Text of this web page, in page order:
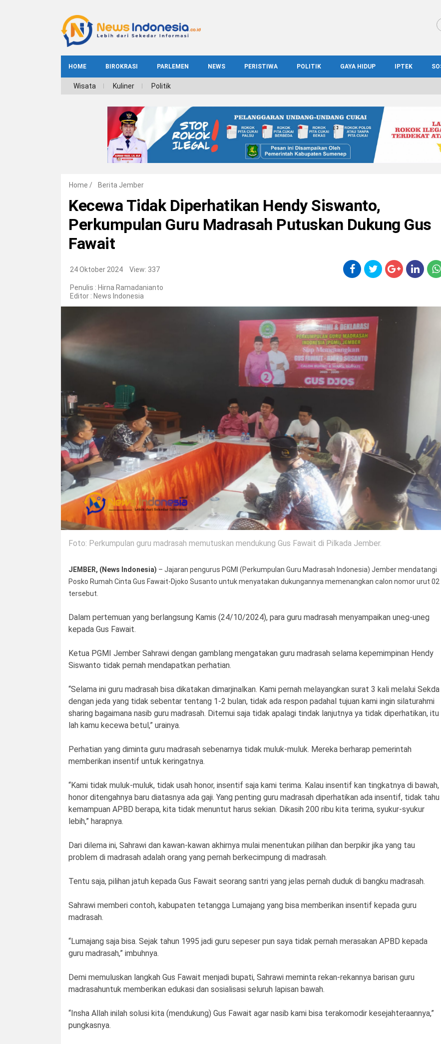
HOME BIROKRASI PARLEMEN NEWS PERISTIWA POLITIK GAYA HIDUP IPTEK
INDEKS BIROKRASI
Wisata Kuliner Politik
Home / Berita Jember
Kecewa Tidak Diperhatikan Hendy Siswanto,
Perkumpulan Guru Madrasah Putuskan Dukung Gus
Fawait
24 Oktober 2024 View: 337
Penulis : Hirna Ramadanianto
Editor : News Indonesia
Foto: Perkumpulan guru madrasah memutuskan mendukung Gus Fawait di Pilkada Jember.
JEMBER, (News Indonesia) – Jajaran pengurus PGMI (Perkumpulan Guru Madrasah Indonesia) Jember mendatangi
Posko Rumah Cinta Gus Fawait-Djoko Susanto untuk menyatakan dukungannya memenangkan calon nomor urut 02
tersebut.
Dalam pertemuan yang berlangsung Kamis (24/10/2024), para guru madrasah menyampaikan uneg-uneg
kepada Gus Fawait.
Ketua PGMI Jember Sahrawi dengan gamblang mengatakan guru madrasah selama kepemimpinan Hendy
Siswanto tidak pernah mendapatkan perhatian.
“Selama ini guru madrasah bisa dikatakan dimarjinalkan. Kami pernah melayangkan surat 3 kali melalui Sekda
dengan jeda yang tidak sebentar tentang 1-2 bulan, tidak ada respon padahal tujuan kami ingin silaturahmi
sharing bagaimana nasib guru madrasah. Ditemui saja tidak apalagi tindak lanjutnya ya tidak diperhatikan, itu
lah kamu kecewa betul,” urainya.
Perhatian yang diminta guru madrasah sebenarnya tidak muluk-muluk. Mereka berharap pemerintah
memberikan insentif untuk keringatnya.
“Kami tidak muluk-muluk, tidak usah honor, insentif saja kami terima. Kalau insentif kan tingkatnya di bawah,
honor ditengahnya baru diatasnya ada gaji. Yang penting guru madrasah diperhatikan ada insentif, tidak tahu
kemampuan APBD berapa, kita tidak menuntut harus sekian. Dikasih 200 ribu kita terima, syukur-syukur
lebih,” harapnya.
Dari dilema ini, Sahrawi dan kawan-kawan akhirnya mulai menentukan pilihan dan berpikir jika yang tau
problem di madrasah adalah orang yang pernah berkecimpung di madrasah.
Tentu saja, pilihan jatuh kepada Gus Fawait seorang santri yang jelas pernah duduk di bangku madrasah.
Sahrawi memberi contoh, kabupaten tetangga Lumajang yang bisa memberikan insentif kepada guru
madrasah.
“Lumajang saja bisa. Sejak tahun 1995 jadi guru sepeser pun saya tidak pernah merasakan APBD kepada
guru madrasah,” imbuhnya.
Demi memuluskan langkah Gus Fawait menjadi bupati, Sahrawi meminta rekan-rekannya barisan guru
madrasahuntuk memberikan edukasi dan sosialisasi seluruh lapisan bawah.
“Insha Allah inilah solusi kita (mendukung) Gus Fawait agar nasib kami bisa terakomodir kesejahteraannya,”
pungkasnya.